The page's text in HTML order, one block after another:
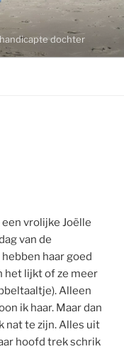
dochter
vrolijke Joëlle
van de
haar goed
het lijkt of ze meer
Alleen
ik haar. Maar dan
nat te zijn. Alles uit
hoofd trek schrik